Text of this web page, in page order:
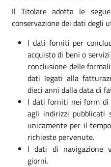
Il Titolare adotta le
conservazione dei dati degli
I dati forniti per
acquisto di beni o
conclusione delle
dati legati alla
dieci anni dalla data di
I dati forniti nei form
agli indirizzi pubblicati
unicamente per il
richieste pervenute.
I dati di navigazione
giorni.